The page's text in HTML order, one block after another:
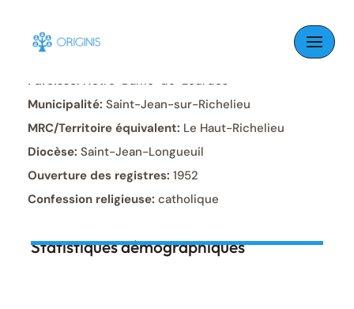
Skip
content
Paroisse: Notre-Dame-de-Lourdes
Municipalité: Saint-Jean-sur-Richelieu
MRC/Territoire équivalent: Le Haut-Richelieu
Diocèse: Saint-Jean-Longueuil
Ouverture des registres: 1952
Confession religieuse: catholique
Statistiques démographiques